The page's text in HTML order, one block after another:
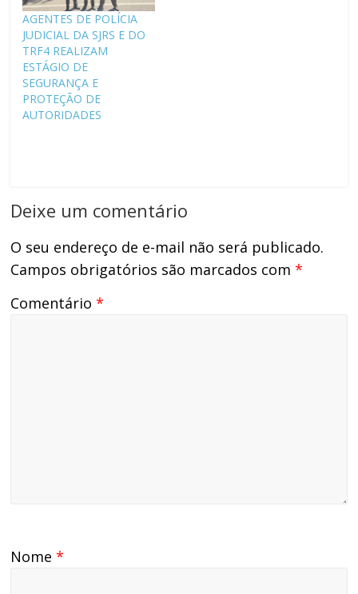
AGENTES DE POLÍCIA
JUDICIAL DA SJRS E DO
TRF4 REALIZAM
ESTÁGIO DE
SEGURANÇA E
PROTEÇÃO DE
AUTORIDADES
Deixe um comentário
O seu endereço de e-mail não será publicado.
Campos obrigatórios são marcados com*
Comentário*
Nome*